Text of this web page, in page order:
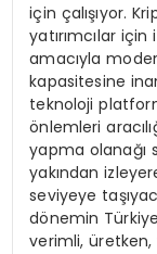
için çalışıyor.
yatırımcılar
amacıyla
kapasitesine
teknoloji
önlemleri
yapma olanağı
yakından
seviyeye
dönemin
verimli, üretken,